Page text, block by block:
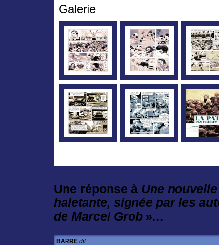
Galerie
Une réponse à Une
haletante, signée par les
de Marcel Grob »…
BARRE dit :